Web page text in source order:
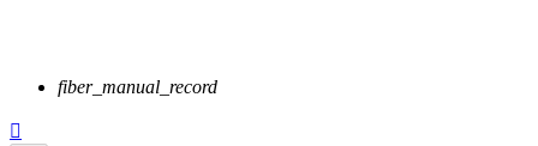
fiber_manual_record
